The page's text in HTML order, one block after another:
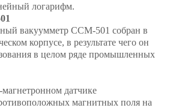
логарифм.
вакуумметр CCM-501 собран в
корпусе, в результате чего он
в целом ряде промышленных
датчике
магнитных поля на